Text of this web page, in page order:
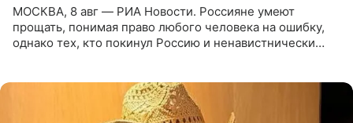
МОСКВА, 8 авг — РИА Новости. Россияне умеют
прощать, понимая право любого человека на ошибку,
однако тех, кто покинул Россию и ненавистнически